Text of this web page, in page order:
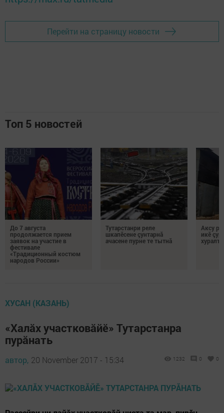
Перейти на страницу новости
Топ 5 новостей
До 7 августа
продолжается прием
заявок на участие в
фестивале
«Традиционный костюм
народов России»
Тутарстанри реле
шкапӗсене çунтарнă
ачасене пурне те тытнă
Аксу
икӗ
ХУСАН (КАЗАНЬ)
«Халăх участковăйӗ» Тутарстанра
пурăнать
автор, 20 November 2017 - 15:34 1232 0 0